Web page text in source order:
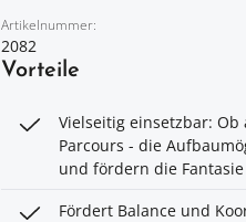
Artikelnummer:
2082
Vorteile
Vielseitig einsetzbar: Ob
Parcours - die
und fördern die
Fördert Balance und